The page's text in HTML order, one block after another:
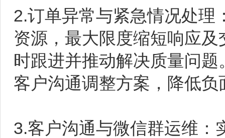
2.订单异常与紧急情况处理
资源，最大限度缩短响应
时跟进并推动解决质量问
客户沟通调整方案，降低负
3.客户沟通与微信群运维：